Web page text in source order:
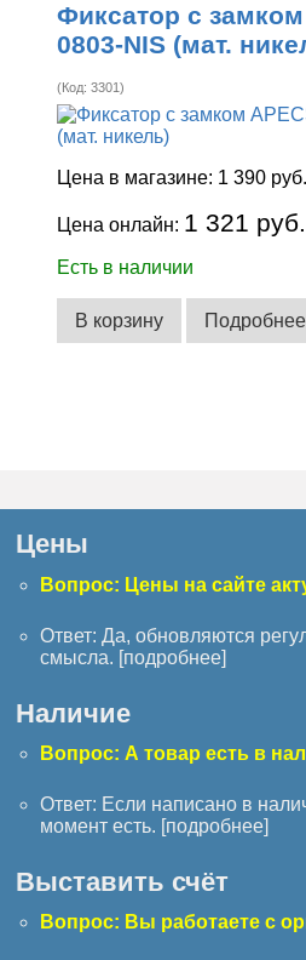
Фиксатор с замком
0803-NIS (мат.
(Код:3301)
Цена в магазине: 1 390 руб.
Цена онлайн: 1 321 руб.
Есть в наличии
В корзину Подробнее
Цены
Вопрос: Цены на сайте
Ответ: Да, обновляются
смысла. [подробнее]
Наличие
Вопрос: А товар есть в
Ответ: Если написано в
момент есть. [подробнее]
Выставить счёт
Вопрос: Вы работаете с